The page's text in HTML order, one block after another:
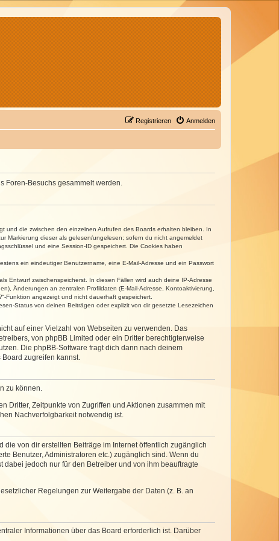
Anmelden
Registrieren
Foren-Besuchs gesammelt werden.
und die zwischen den einzelnen Aufrufen des Boards erhalten bleiben. In
Markierung dieser als gelesen/ungelesen; sofern du nicht angemeldet
und eine Session-ID gespeichert. Die Cookies haben
ein eindeutiger Benutzername, eine E-Mail-Adresse und ein Passwort
Entwurf zwischenspeicherst. In diesen Fällen wird auch deine IP-Adresse
Änderungen an zentralen Profildaten (E-Mail-Adresse, Kontoaktivierung,
Funktion angezeigt und nicht dauerhaft gespeichert.
Status von deinen Beiträgen oder explizit von dir gesetzte Lesezeichen
auf einer Vielzahl von Webseiten zu verwenden. Das
von phpBB Limited oder ein Dritter berechtigterweise
Die phpBB-Software fragt dich dann nach deinem
zugreifen kannst.
zu können.
Dritter, Zeitpunkte von Zugriffen und Aktionen zusammen mit
Nachverfolgbarkeit notwendig ist.
von dir erstellten Beiträge im Internet öffentlich zugänglich
Benutzer, Administratoren etc.) zugänglich sind. Wenn du
jedoch nur für den Betreiber und von ihm beauftragte
Regelungen zur Weitergabe der Daten (z. B. an
Informationen über das Board erforderlich ist. Darüber